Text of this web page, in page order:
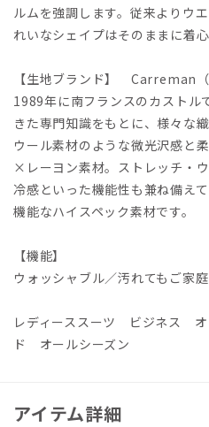
ルムを強調します。従来よりウ
れいなシェイプはそのままに着
【生地ブランド】 Carreman（
1989年に南フランスのカストル
きた専門知識をもとに、様々な
ウール素材のような微光沢感と
×レーヨン素材。ストレッチ・
冷感といった機能性も兼ね備え
機能なハイスペック素材です。
【機能】
ウォッシャブル／汚れてもご家
レディーススーツ ビジネス
ド オールシーズン
アイテム詳細